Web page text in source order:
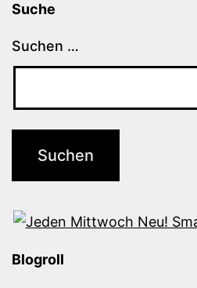
Suche
Suchen …
Blogroll